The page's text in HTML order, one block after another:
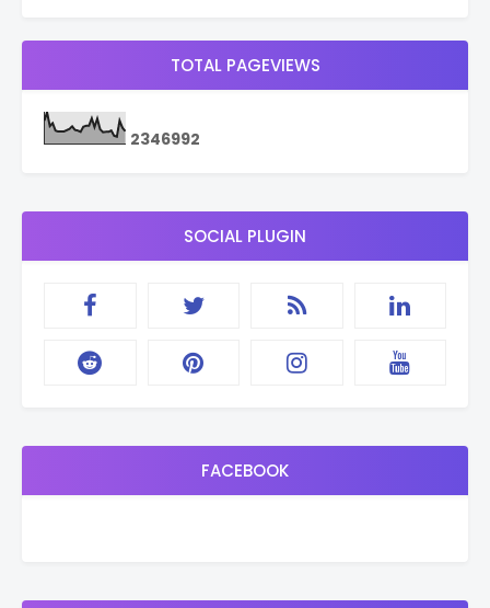
TOTAL PAGEVIEWS
2346992
SOCIAL PLUGIN
FACEBOOK